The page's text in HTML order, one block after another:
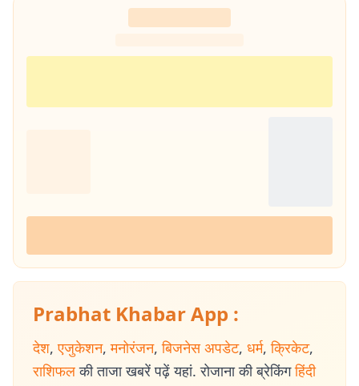
Prabhat Khabar App :
देश, एजुकेशन, मनोरंजन, बिजनेस अपडेट, धर्म, क्रिकेट,
राशिफल की ताजा खबरें पढ़ें यहां. रोजाना की ब्रेकिंग हिंदी